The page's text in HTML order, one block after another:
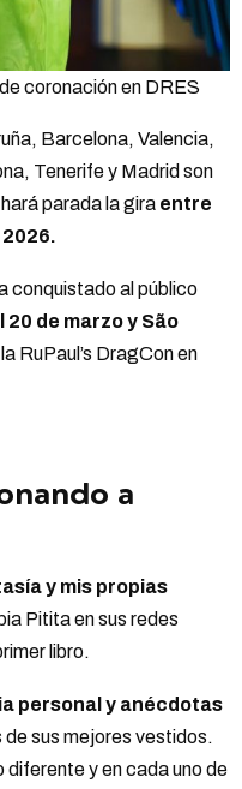
coronación en DRES
Barcelona, Valencia,
Tenerife y Madrid son
parada la gira entre
2026.
conquistado al público
20 de marzo y São
RuPaul’s DragCon en
a
y mis propias
Pitita en sus redes
libro.
personal y anécdotas
de sus mejores vestidos.
diferente y en cada uno de